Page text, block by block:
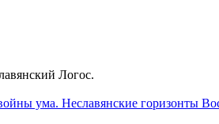
Логос.
ума. Неславянские горизонты